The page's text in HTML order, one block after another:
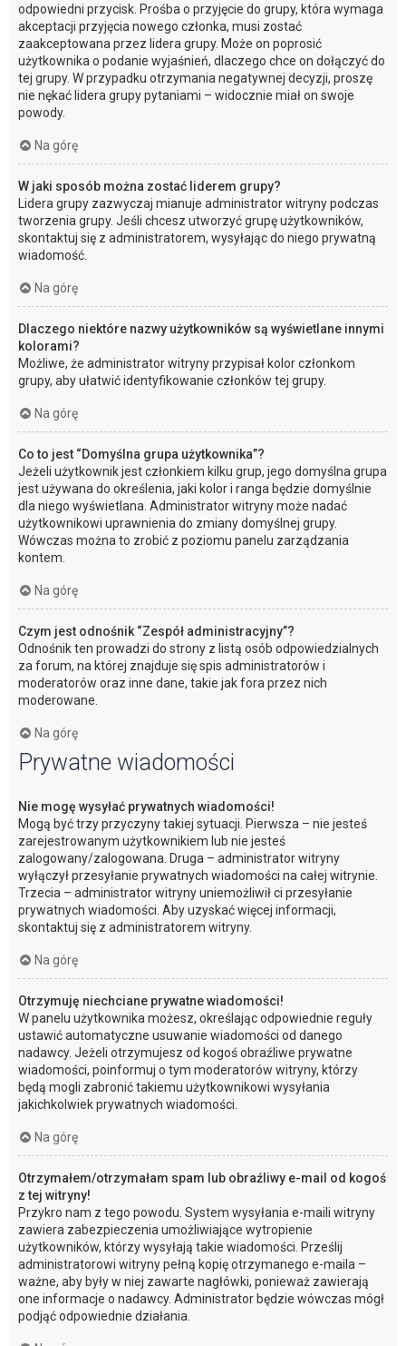
odpowiedni przycisk. Prośba o przyjęcie do grupy, która wymaga
akceptacji przyjęcia nowego członka, musi zostać
zaakceptowana przez lidera grupy. Może on poprosić
użytkownika o podanie wyjaśnień, dlaczego chce on dołączyć do
tej grupy. W przypadku otrzymania negatywnej decyzji, proszę
nie nękać lidera grupy pytaniami – widocznie miał on swoje
powody.
Na górę
W jaki sposób można zostać liderem grupy?
Lidera grupy zazwyczaj mianuje administrator witryny podczas
tworzenia grupy. Jeśli chcesz utworzyć grupę użytkowników,
skontaktuj się z administratorem, wysyłając do niego prywatną
wiadomość.
Na górę
Dlaczego niektóre nazwy użytkowników są wyświetlane innymi
kolorami?
Możliwe, że administrator witryny przypisał kolor członkom
grupy, aby ułatwić identyfikowanie członków tej grupy.
Na górę
Co to jest “Domyślna grupa użytkownika”?
Jeżeli użytkownik jest członkiem kilku grup, jego domyślna grupa
jest używana do określenia, jaki kolor i ranga będzie domyślnie
dla niego wyświetlana. Administrator witryny może nadać
użytkownikowi uprawnienia do zmiany domyślnej grupy.
Wówczas można to zrobić z poziomu panelu zarządzania
kontem.
Na górę
Czym jest odnośnik “Zespół administracyjny”?
Odnośnik ten prowadzi do strony z listą osób odpowiedzialnych
za forum, na której znajduje się spis administratorów i
moderatorów oraz inne dane, takie jak fora przez nich
moderowane.
Na górę
Prywatne wiadomości
Nie mogę wysyłać prywatnych wiadomości!
Mogą być trzy przyczyny takiej sytuacji. Pierwsza – nie jesteś
zarejestrowanym użytkownikiem lub nie jesteś
zalogowany/zalogowana. Druga – administrator witryny
wyłączył przesyłanie prywatnych wiadomości na całej witrynie.
Trzecia – administrator witryny uniemożliwił ci przesyłanie
prywatnych wiadomości. Aby uzyskać więcej informacji,
skontaktuj się z administratorem witryny.
Na górę
Otrzymuję niechciane prywatne wiadomości!
W panelu użytkownika możesz, określając odpowiednie reguły
ustawić automatyczne usuwanie wiadomości od danego
nadawcy. Jeżeli otrzymujesz od kogoś obraźliwe prywatne
wiadomości, poinformuj o tym moderatorów witryny, którzy
będą mogli zabronić takiemu użytkownikowi wysyłania
jakichkolwiek prywatnych wiadomości.
Na górę
Otrzymałem/otrzymałam spam lub obraźliwy e-mail od kogoś
z tej witryny!
Przykro nam z tego powodu. System wysyłania e-maili witryny
zawiera zabezpieczenia umożliwiające wytropienie
użytkowników, którzy wysyłają takie wiadomości. Prześlij
administratorowi witryny pełną kopię otrzymanego e-maila –
ważne, aby były w niej zawarte nagłówki, ponieważ zawierają
one informacje o nadawcy. Administrator będzie wówczas mógł
podjąć odpowiednie działania.